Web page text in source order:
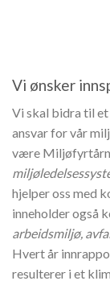
Vi ønsker
Vi skal bidra til
ansvar for vår
være
hjelper oss med
inneholder også
arbeidsmiljø,
Hvert år
resulterer i et